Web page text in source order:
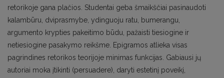
retorikoje gana plačios. Studentai geba šmaikščiai pasinaudoti
kalambūru, dviprasmybe, ydinguoju ratu, bumerangu,
argumento krypties pakeitimo būdu, pažaisti tiesiogine ir
netiesiogine pasakymo reikšme. Epigramos atlieka visas
pagrindines retorikos teorijoje minimas funkcijas. Gabiausi jų
autoriai moka įtikinti (persuadere), daryti estetinį poveikį,